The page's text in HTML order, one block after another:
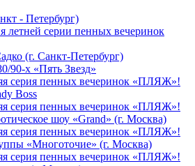
- Петербург)
летней серии пенных вечеринок
(г. Санкт-Петербург)
90-х «Пять Звезд»
серия пенных вечеринок «ПЛЯЖ»!
Boss
серия пенных вечеринок «ПЛЯЖ»!
шоу «Grand» (г. Москва)
серия пенных вечеринок «ПЛЯЖ»!
«Многоточие» (г. Москва)
серия пенных вечеринок «ПЛЯЖ»!